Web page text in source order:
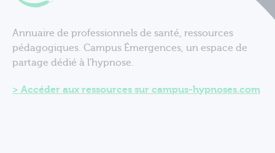
Annuaire de professionnels de santé, ressources
pédagogiques. Campus Émergences, un espace de
partage dédié à l'hypnose.
Accéder aux ressources sur campus-hypnoses.com